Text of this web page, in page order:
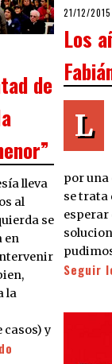
de
lleva
al
se
en
la
casos) y
POSTED
21/12/2015
Los
L
por una
se trata
esperar
Seguir